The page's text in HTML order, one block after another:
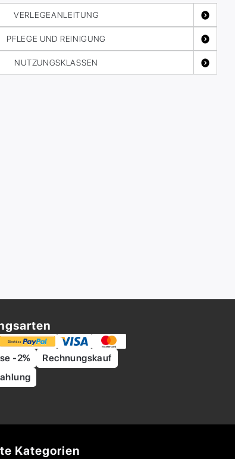
VERLEGEANLEITUNG
PFLEGE UND REINIGUNG
NUTZUNGSKLASSEN
-2%
Rechnungskauf
Kategorien